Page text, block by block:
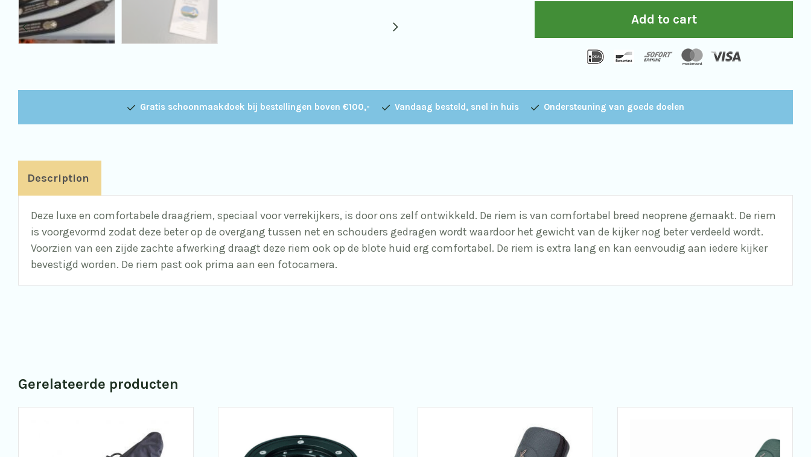
Add to cart
Gratis schoonmaakdoek bij bestellingen boven €100,- Vandaag besteld, snel in huis Ondersteuning van goede doelen
Description
Deze luxe en comfortabele draagriem, speciaal voor verrekijkers, is door ons zelf ontwikkeld. De riem is van comfortabel breed neoprene gemaakt. De riem
is voorgevormd zodat deze beter op de overgang tussen net en schouders gedragen wordt waardoor het gewicht van de kijker nog beter verdeeld wordt.
Voorzien van een zijde zachte afwerking draagt deze riem ook op de blote huid erg comfortabel. De riem is extra lang en kan eenvoudig aan iedere kijker
bevestigd worden. De riem past ook prima aan een fotocamera.
Gerelateerde producten